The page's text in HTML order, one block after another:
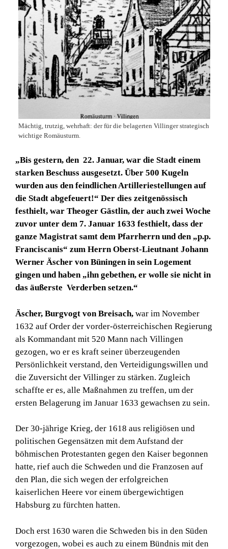
Mächtig, trutzig, wehrhaft: der für die belagerten Villinger strategisch
wichtige Romäusturm.
„Bis gestern, den 22. Januar, war die Stadt einem
starken Beschuss ausgesetzt. Über 500 Kugeln
wurden aus den feindlichen Artilleriestellungen auf
die Stadt abgefeuert!“ Der dies zeitgenössisch
festhielt, war Theoger Gästlin, der auch zwei Woche
zuvor unter dem 7. Januar 1633 festhielt, dass der
ganze Magistrat samt dem Pfarrherrn und den „p.p.
Franciscanis“ zum Herrn Oberst-Lieutnant Johann
Werner Äscher von Büningen in sein Logement
gingen und haben „ihn gebethen, er wolle sie nicht in
das äußerste Verderben setzen.“
Äscher, Burgvogt von Breisach, war im November
1632 auf Order der vorder-österreichischen Regierung
als Kommandant mit 520 Mann nach Villingen
gezogen, wo er es kraft seiner überzeugenden
Persönlichkeit verstand, den Verteidigungswillen und
die Zuversicht der Villinger zu stärken. Zugleich
schaffte er es, alle Maßnahmen zu treffen, um der
ersten Belagerung im Januar 1633 gewachsen zu sein.
Der 30-jährige Krieg, der 1618 aus religiösen und
politischen Gegensätzen mit dem Aufstand der
böhmischen Protestanten gegen den Kaiser begonnen
hatte, rief auch die Schweden und die Franzosen auf
den Plan, die sich wegen der erfolgreichen
kaiserlichen Heere vor einem übergewichtigen
Habsburg zu fürchten hatten.
Doch erst 1630 waren die Schweden bis in den Süden
vorgezogen, wobei es auch zu einem Bündnis mit den